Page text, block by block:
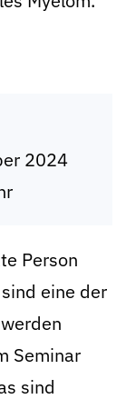
2024
Person
eine der
Seminar
sind